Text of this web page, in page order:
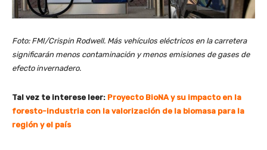
Foto: FMI/Crispin Rodwell. Más vehículos eléctricos en la carretera
significarán menos contaminación y menos emisiones de gases de
efecto invernadero.
Tal vez te interese leer: Proyecto BioNA y su impacto en la
foresto-industria con la valorización de la biomasa para la
región y el país